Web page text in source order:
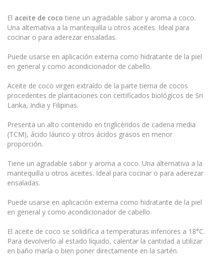
El aceite de coco tiene un agradable sabor y aroma a coco.
Una alternativa a la mantequilla u otros aceites. Ideal para
cocinar o para aderezar ensaladas.
Puede usarse en aplicación externa como hidratante de la piel
en general y como acondicionador de cabello.
Aceite de coco virgen extraído de la parte tierna de cocos
procedentes de plantaciones con certificados biológicos de Sri
Lanka, India y Filipinas.
Presenta un alto contenido en triglicéridos de cadena media
(TCM), ácido láurico y otros ácidos grasos en menor
proporción.
Tiene un agradable sabor y aroma a coco. Una alternativa a la
mantequilla u otros aceites. Ideal para cocinar o para aderezar
ensaladas.
Puede usarse en aplicación externa como hidratante de la piel
en general y como acondicionador de cabello.
El aceite de coco se solidifica a temperaturas inferiores a 18°C.
Para devolverlo al estado líquido, calentar la cantidad a utilizar
en baño maría o bien poner directamente en la sartén.